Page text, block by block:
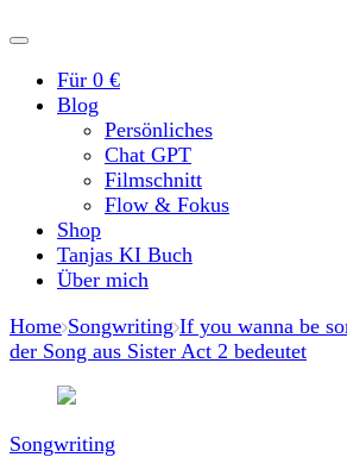
Für 0 €
Blog
Persönliches
Chat GPT
Filmschnitt
Flow & Fokus
Shop
Tanjas KI Buch
Über mich
Home Songwriting If you wanna be
der Song aus Sister Act 2 bedeutet
Songwriting